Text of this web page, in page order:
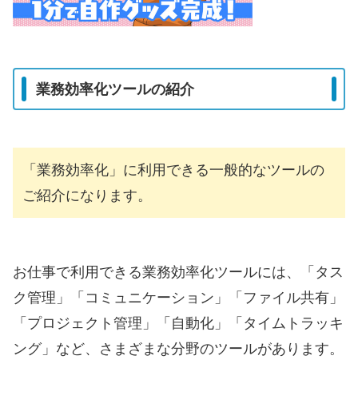
業務効率化ツールの紹介
「業務効率化」に利用できる一般的なツールの
ご紹介になります。
お仕事で利用できる業務効率化ツールには、「タス
ク管理」「コミュニケーション」「ファイル共有」
「プロジェクト管理」「自動化」「タイムトラッキ
ング」など、さまざまな分野のツールがあります。